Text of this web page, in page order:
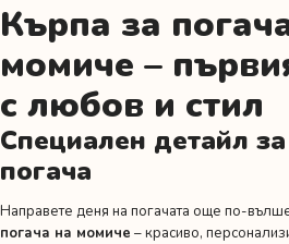
Кърпа за
момиче –
с любов и стил
Специален детайл
погача
Направете деня на погачата още по-
погача на момиче – красиво,